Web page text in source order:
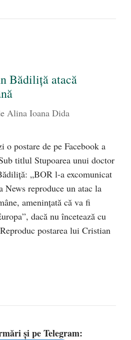
Bădiliţă atacă
Alina Ioana Dida
o postare de pe Facebook a
titlul Stupoarea unui doctor
„BOR l-a excomunicat
News reproduce un atac la
ameninţată că va fi
dacă nu încetează cu
postarea lui Cristian
și pe Telegram: